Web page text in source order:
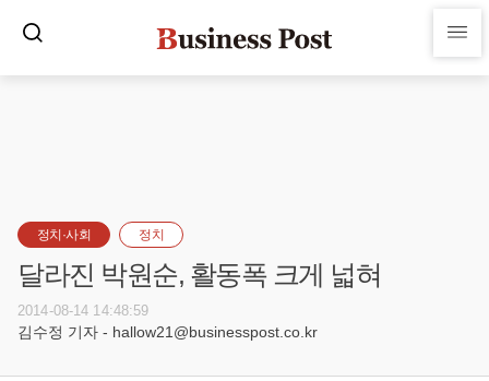
정치·사회 정치
달라진 박원순, 활동폭 크게 넓혀
2014-08-14 14:48:59
김수정 기자 - hallow21@businesspost.co.kr